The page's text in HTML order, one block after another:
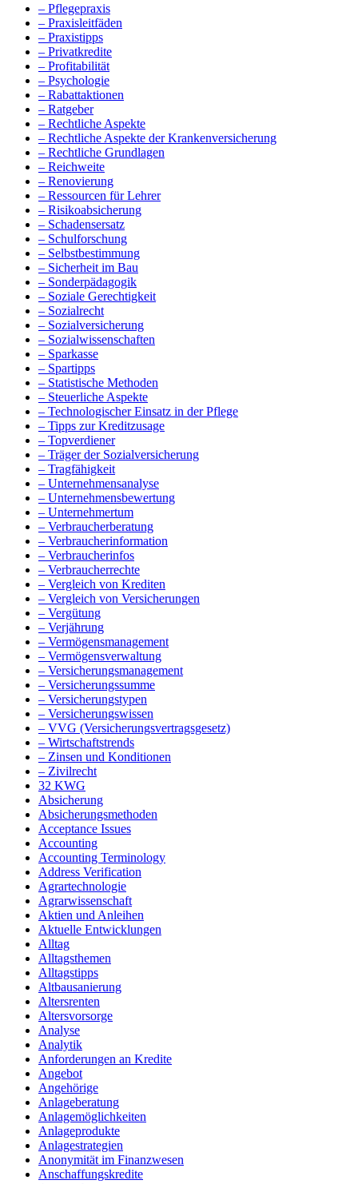
– Pflegepraxis
– Praxisleitfäden
– Praxistipps
– Privatkredite
– Profitabilität
– Psychologie
– Rabattaktionen
– Ratgeber
– Rechtliche Aspekte
– Rechtliche Aspekte der Krankenversicherung
– Rechtliche Grundlagen
– Reichweite
– Renovierung
– Ressourcen für Lehrer
– Risikoabsicherung
– Schadensersatz
– Schulforschung
– Selbstbestimmung
– Sicherheit im Bau
– Sonderpädagogik
– Soziale Gerechtigkeit
– Sozialrecht
– Sozialversicherung
– Sozialwissenschaften
– Sparkasse
– Spartipps
– Statistische Methoden
– Steuerliche Aspekte
– Technologischer Einsatz in der Pflege
– Tipps zur Kreditzusage
– Topverdiener
– Träger der Sozialversicherung
– Tragfähigkeit
– Unternehmensanalyse
– Unternehmensbewertung
– Unternehmertum
– Verbraucherberatung
– Verbraucherinformation
– Verbraucherinfos
– Verbraucherrechte
– Vergleich von Krediten
– Vergleich von Versicherungen
– Vergütung
– Verjährung
– Vermögensmanagement
– Vermögensverwaltung
– Versicherungsmanagement
– Versicherungssumme
– Versicherungstypen
– Versicherungswissen
– VVG (Versicherungsvertragsgesetz)
– Wirtschaftstrends
– Zinsen und Konditionen
– Zivilrecht
32 KWG
Absicherung
Absicherungsmethoden
Acceptance Issues
Accounting
Accounting Terminology
Address Verification
Agrartechnologie
Agrarwissenschaft
Aktien und Anleihen
Aktuelle Entwicklungen
Alltag
Alltagsthemen
Alltagstipps
Altbausanierung
Altersrenten
Altersvorsorge
Analyse
Analytik
Anforderungen an Kredite
Angebot
Angehörige
Anlageberatung
Anlagemöglichkeiten
Anlageprodukte
Anlagestrategien
Anonymität im Finanzwesen
Anschaffungskredite